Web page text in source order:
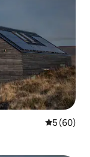
5 de uma
5 (60)